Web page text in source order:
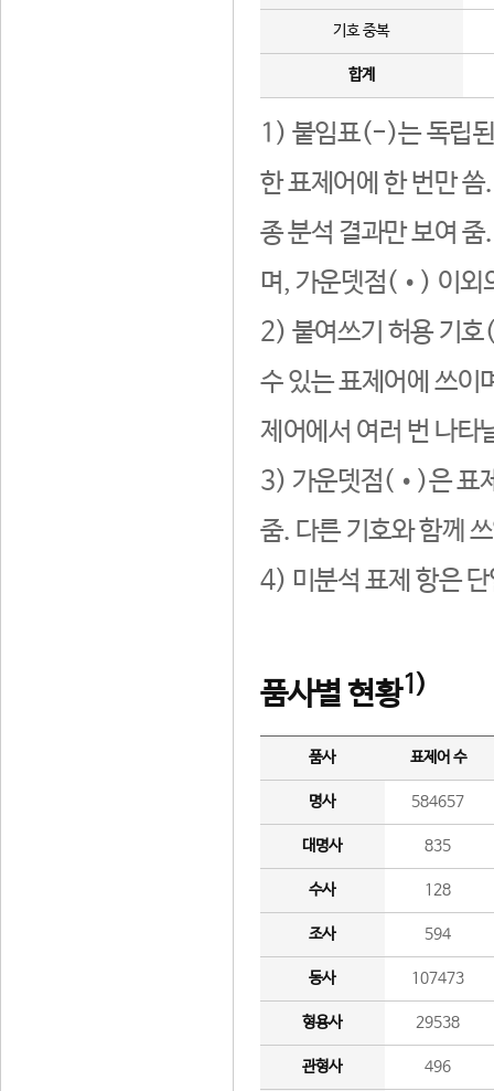
기호 중복
합계
1) 붙임표(-)는 독립된
한 표제어에 한 번만
종 분석 결과만 보여
며, 가운뎃점(•) 이외
2) 붙여쓰기 허용 기호
수 있는 표제어에 쓰이
제어에서 여러 번 나타
3) 가운뎃점(•)은 표
줌. 다른 기호와 함께
4) 미분석 표제 항은
품사별 현황1)
품사 표제어 수
명사 584657
대명사 835
수사 128
조사 594
동사 107473
형용사 29538
관형사 496